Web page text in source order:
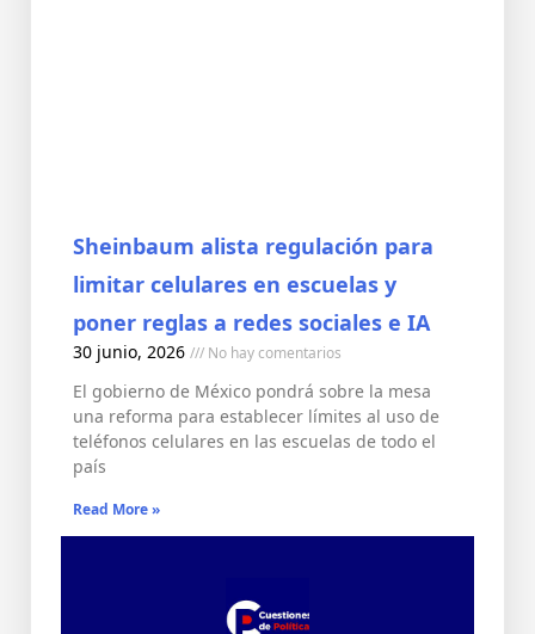
Sheinbaum alista regulación para
limitar celulares en escuelas y
poner reglas a redes sociales e IA
30 junio, 2026 No hay comentarios
El gobierno de México pondrá sobre la mesa
una reforma para establecer límites al uso de
teléfonos celulares en las escuelas de todo el
país
Read More »